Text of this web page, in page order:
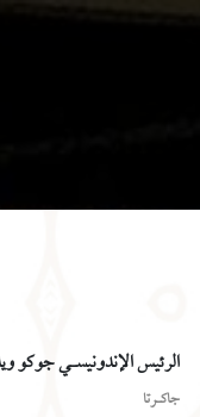
الرئيس الإندونيسـي جوكو
جاكـرتا